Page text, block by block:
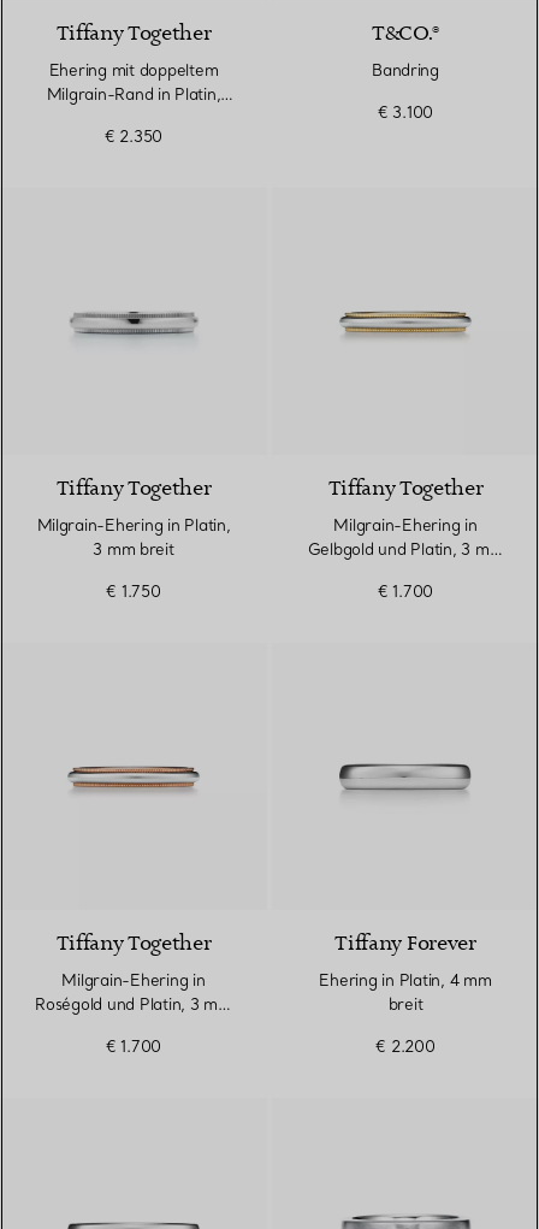
Tiffany Together
Ehering mit doppeltem
Milgrain-Rand in Platin,
€ 2.350
T&CO.®
Bandring
€ 3.100
Tiffany Together
Milgrain-Ehering in Platin,
3 mm breit
€ 1.750
Tiffany Together
Milgrain-Ehering in
Gelbgold und Platin, 3 mm
€ 1.700
Tiffany Together
Milgrain-Ehering in
Roségold und Platin, 3 mm
€ 1.700
Tiffany Forever
Ehering in Platin, 4 mm
breit
€ 2.200